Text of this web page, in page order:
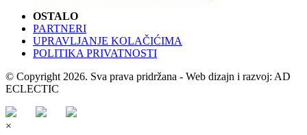
OSTALO
PARTNERI
UPRAVLJANJE KOLAČIĆIMA
POLITIKA PRIVATNOSTI
© Copyright 2026. Sva prava pridržana - Web dizajn i razvoj: AD
ECLECTIC
×